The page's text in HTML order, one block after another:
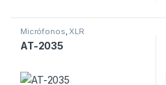
Micrófonos,XLR
AT-2035